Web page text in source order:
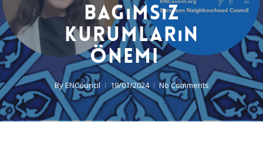
Bagımsız
Kurumların
Önemi
ByENCouncil 19/01/2024 No Comments